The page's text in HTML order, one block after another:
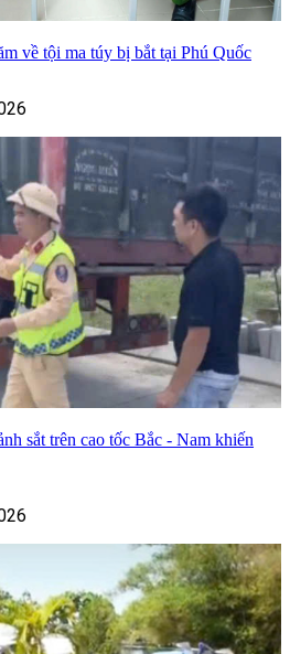
về tội ma túy bị bắt tại Phú Quốc
sắt trên cao tốc Bắc - Nam khiến